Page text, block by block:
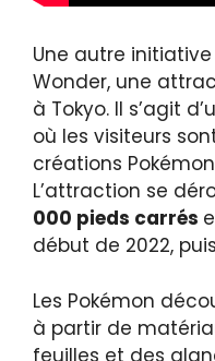
Une autre
Wonder, une
à Tokyo. Il s’agit
où les visiteurs
créations
L’attraction se
000 pieds carrés
début de 2022,
Les Pokémon
à partir de
feuilles et des